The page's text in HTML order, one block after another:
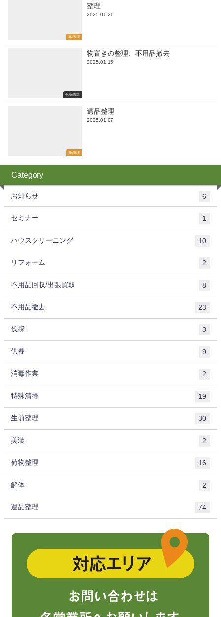
遺品整理
整理
2025.01.21
不用品撤去
物置きの整理、不用品撤去
2025.01.15
遺品整理
遺品整理
2025.01.07
Category
お知らせ 6
セミナー 1
ハウスクリーニング 10
リフォーム 2
不用品回収/出張買取 8
不用品撤去 23
伐採 3
供養 9
消毒作業 2
特殊清掃 19
生前整理 30
美装 2
荷物整理 16
解体 2
遺品整理 74